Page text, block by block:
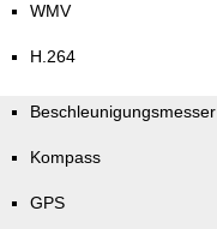
WMV
H.264
Beschleunigungsmesser
Kompass
GPS